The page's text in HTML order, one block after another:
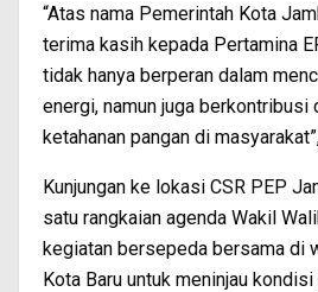
“Atas nama Pemerintah Kota
terima kasih kepada Pertamina
tidak hanya berperan dalam
energi, namun juga berkontribusi
ketahanan pangan di
Kunjungan ke lokasi CSR PEP
satu rangkaian agenda Wakil
kegiatan bersepeda bersama di
Kota Baru untuk meninjau